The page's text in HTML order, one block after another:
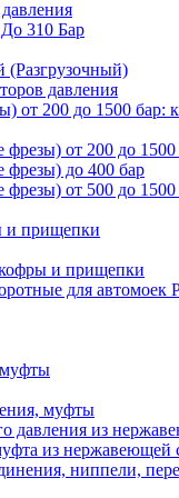
310 Бар
(Разгрузочный)
давления
от 200 до 1500 бар:
фрезы) от 200 до
фрезы) до 400 бар
фрезы) от 500 до 1500
и прищепки
и прищепки
для автомоек
муфты
давления из
из нержавеющей
ниппели,